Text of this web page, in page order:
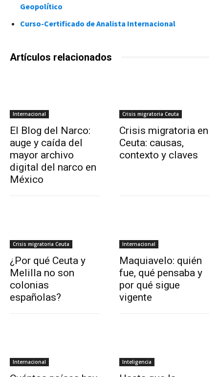
Geopolítico
Curso-Certificado de Analista Internacional
Artículos relacionados
Internacional
El Blog del Narco:
auge y caída del
mayor archivo
digital del narco en
México
Crisis migratoria Ceuta
Crisis migratoria en
Ceuta: causas,
contexto y claves
Crisis migratoria Ceuta
¿Por qué Ceuta y
Melilla no son
colonias
españolas?
Internacional
Maquiavelo: quién
fue, qué pensaba y
por qué sigue
vigente
Internacional Inteligencia